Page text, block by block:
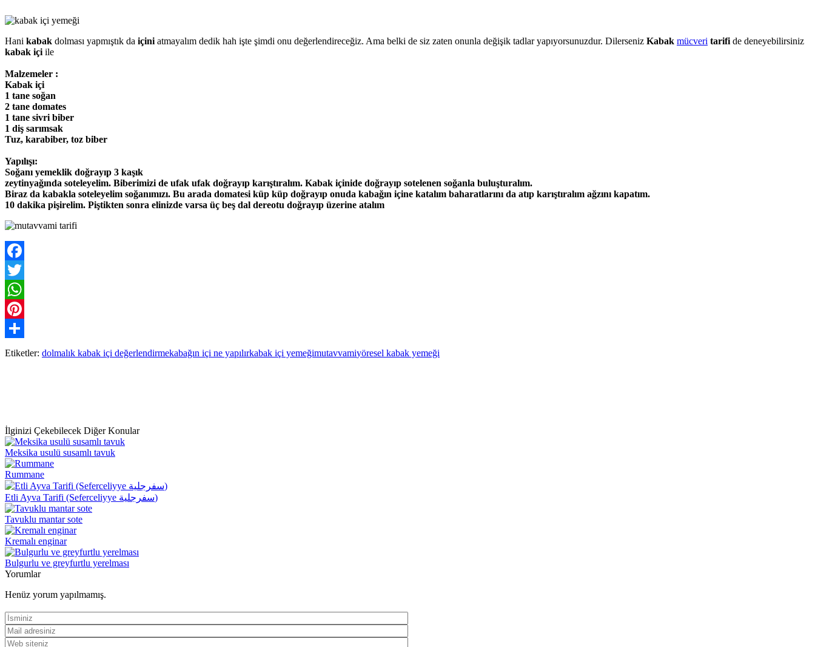
Hani kabak dolması yapmıştık da içini atmayalım dedik hah işte şimdi onu değerlendireceğiz. Ama belki de siz zaten onunla değişik tadlar yapıyorsunuzdur. Dilerseniz Kabak mücveri tarifi de deneyebilirsiniz
kabak içi ile
Malzemeler :
Kabak içi
1 tane soğan
2 tane domates
1 tane sivri biber
1 diş sarımsak
Tuz, karabiber, toz biber
Yapılışı:
Soğanı yemeklik doğrayıp 3 kaşık
zeytinyağında soteleyelim. Biberimizi de ufak ufak doğrayıp karıştıralım. Kabak içinide doğrayıp sotelenen soğanla buluşturalım.
Biraz da kabakla soteleyelim soğanımızı. Bu arada domatesi küp küp doğrayıp onuda kabağın içine katalım baharatlarını da atıp karıştıralım ağzını kapatım.
10 dakika pişirelim. Piştikten sonra elinizde varsa üç beş dal dereotu doğrayıp üzerine atalım
Facebook
Twitter
WhatsApp
Pinterest
Paylaş
Etiketler: dolmalık kabak içi değerlendirmekabağın içi ne yapılırkabak içi yemeğimutavvamiyöresel kabak yemeği
İlginizi Çekebilecek Diğer Konular
Meksika usulü susamlı tavuk
Rummane
Etli Ayva Tarifi (Seferceliyye سفرجلية)
Tavuklu mantar sote
Kremalı enginar
Bulgurlu ve greyfurtlu yerelması
Yorumlar
Henüz yorum yapılmamış.